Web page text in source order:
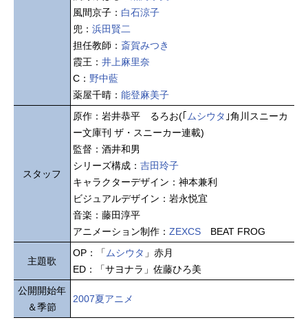
風間京子： 白石涼子
兜： 浜田賢二
担任教師： 斎賀みつき
霞王： 井上麻里奈
C： 野中藍
薬屋千晴： 能登麻美子
スタッフ
原作：岩井恭平 るろお(｢ ムシウタ ｣角川スニーカ
ー文庫刊 ザ・スニーカー連載)
監督：酒井和男
シリーズ構成： 吉田玲子
キャラクターデザイン：神本兼利
ビジュアルデザイン：岩永悦宜
音楽：藤田淳平
アニメーション制作： ZEXCS BEAT FROG
主題歌
OP：「 ムシウタ 」赤月
ED：「サヨナラ」佐藤ひろ美
公開開始年
＆季節
2007夏アニメ